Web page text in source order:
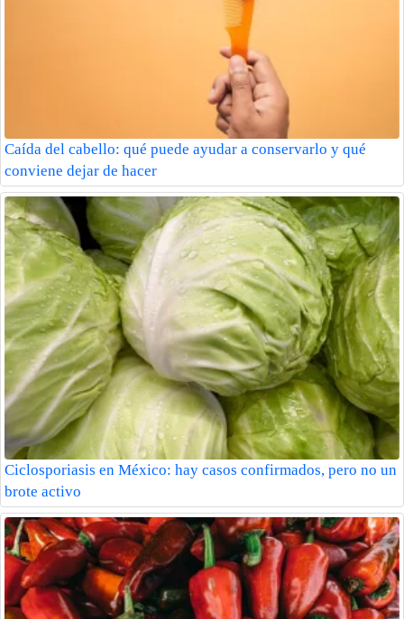
Caída del cabello: qué puede ayudar a conservarlo y qué
conviene dejar de hacer
Ciclosporiasis en México: hay casos confirmados, pero no un
brote activo